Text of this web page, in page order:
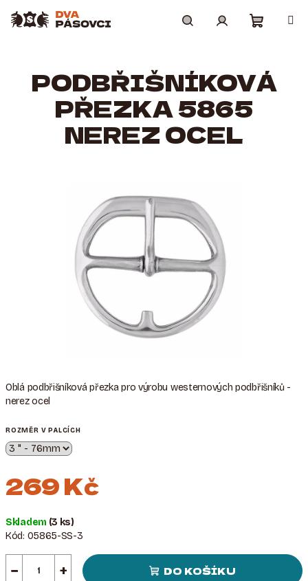
košík
Oblá podbřišníková přezka pro výrobu westernových podbřišníků -
nerez ocel
ROZMĚR V PALCÍCH
269 Kč
cena:
Skladem (3 ks)
Kód: 05865-SS-3
+
− DO KOŠÍKU
PODBŘIŠNÍKOVÁ
PŘEZKA 5865
NEREZ OCEL